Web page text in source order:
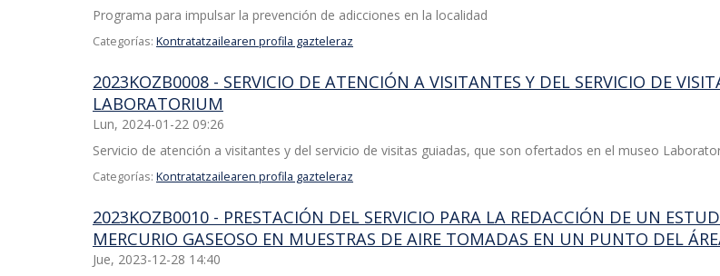
Programa para impulsar la prevención de adicciones en la localidad
Categorías: Kontratatzailearen profila gazteleraz
2023KOZB0008 - SERVICIO DE ATENCIÓN A VISITANTES Y DEL SERVICIO DE
LABORATORIUM
Lun, 2024-01-22 09:26
Servicio de atención a visitantes y del servicio de visitas guiadas, que son ofertados en el museo
Categorías: Kontratatzailearen profila gazteleraz
2023KOZB0010 - PRESTACIÓN DEL SERVICIO PARA LA REDACCIÓN DE UN
MERCURIO GASEOSO EN MUESTRAS DE AIRE TOMADAS EN UN PUNTO DEL
Jue, 2023-12-28 14:40